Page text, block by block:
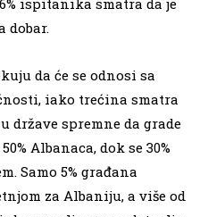
dobar.
da će se odnosi sa
iako trećina smatra
države spremne da grade
Albanaca, dok se 30%
Samo 5% građana
za Albaniju, a više od